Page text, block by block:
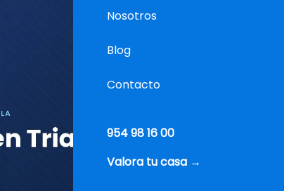
Nosotros
Blog
Contacto
954 98 16 00
Valora tu casa →